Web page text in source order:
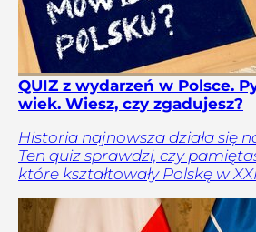
QUIZ z wydarzeń w Polsce.
wiek. Wiesz, czy zgadujesz?
Historia najnowsza działa się
Ten quiz sprawdzi, czy
które kształtowały Polskę w